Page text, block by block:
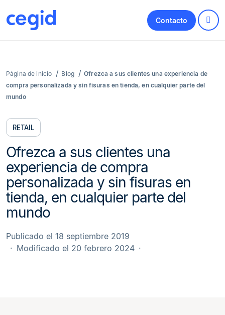
Contacto
Página de inicio Blog
Ofrezca a sus clientes una experiencia de
compra personalizada y sin fisuras en tienda, en cualquier parte del
mundo
RETAIL
Ofrezca a sus clientes una
experiencia de compra
personalizada y sin fisuras en
tienda, en cualquier parte del
mundo
Publicado el 18 septiembre 2019
Modificado el 20 febrero 2024